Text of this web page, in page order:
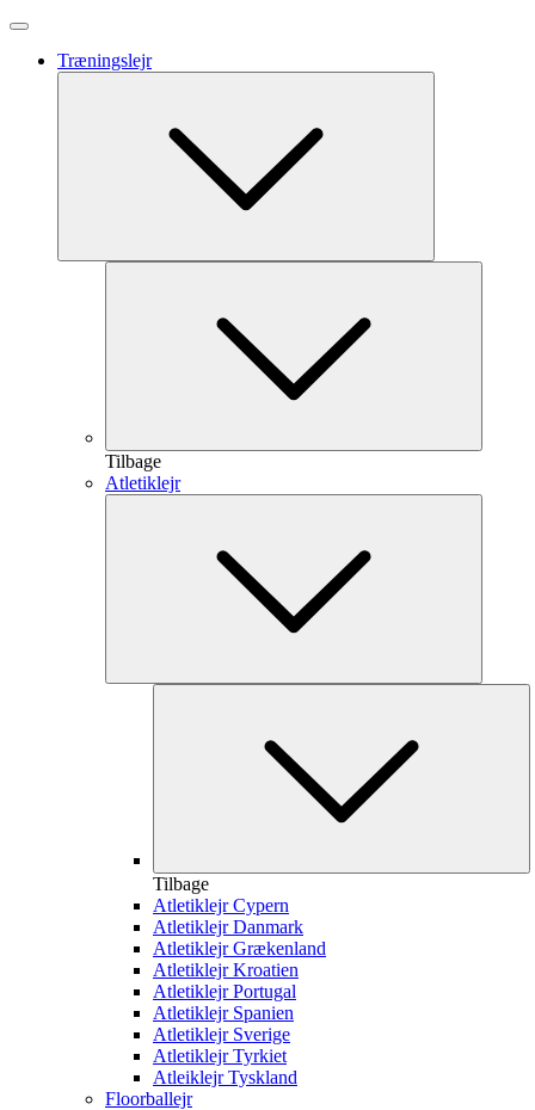
Træningslejr
Tilbage
Atletiklejr
Tilbage
Atletiklejr Cypern
Atletiklejr Danmark
Atletiklejr Grækenland
Atletiklejr Kroatien
Atletiklejr Portugal
Atletiklejr Spanien
Atletiklejr Sverige
Atletiklejr Tyrkiet
Atleiklejr Tyskland
Floorballejr